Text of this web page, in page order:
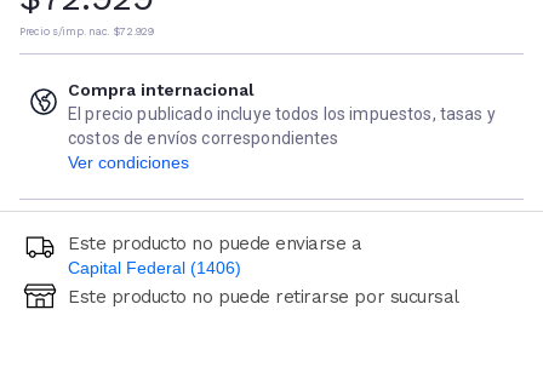
Precio s/imp. nac. $72.929
Compra internacional
El precio publicado incluye todos los impuestos, tasas y
costos de envíos correspondientes
Ver condiciones
Este producto no puede enviarse a
Capital Federal (1406)
Ingresá código postal (sólo números)
Este producto no puede retirarse por sucursal